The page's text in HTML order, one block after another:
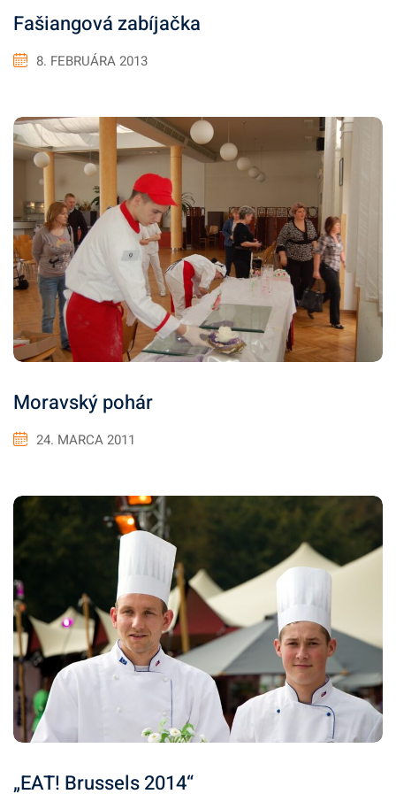
Fašiangová zabíjačka
8. FEBRUÁRA 2013
Moravský pohár
24. MARCA 2011
„EAT! Brussels 2014“